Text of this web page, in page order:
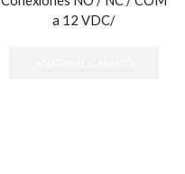
a 12 VDC/